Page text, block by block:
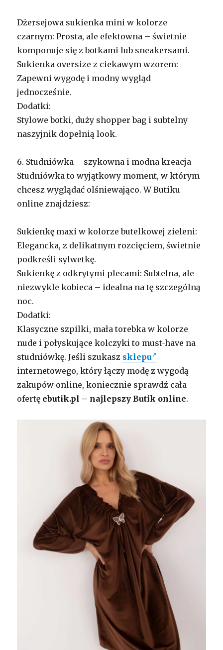
Dżersejowa sukienka mini w kolorze
czarnym: Prosta, ale efektowna – świetnie
komponuje się z botkami lub sneakersami.
Sukienka oversize z ciekawym wzorem:
Zapewni wygodę i modny wygląd
jednocześnie.
Dodatki:
Stylowe botki, duży shopper bag i subtelny
naszyjnik dopełnią look.
6. Studniówka – szykowna i modna kreacja
Studniówka to wyjątkowy moment, w którym
chcesz wyglądać olśniewająco. W Butiku
online znajdziesz:
Sukienkę maxi w kolorze butelkowej zieleni:
Elegancka, z delikatnym rozcięciem, świetnie
podkreśli sylwetkę.
Sukienkę z odkrytymi plecami: Subtelna, ale
niezwykle kobieca – idealna na tę szczególną
noc.
Dodatki:
Klasyczne szpilki, mała torebka w kolorze
nude i połyskujące kolczyki to must-have na
studniówkę. Jeśli szukasz sklepu
internetowego, który łączy modę z wygodą
zakupów online, koniecznie sprawdź cała
ofertę ebutik.pl – najlepszy Butik online.